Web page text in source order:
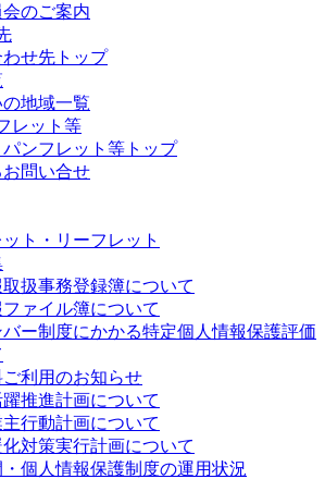
のご案内
せ先トップ
地域一覧
レット等
ンフレット等トップ
お問い合せ
ト・リーフレット
扱事務登録簿について
ァイル簿について
ー制度にかかる特定個人情報保護評価
利用のお知らせ
推進計画について
行動計画について
対策実行計画について
個人情報保護制度の運用状況